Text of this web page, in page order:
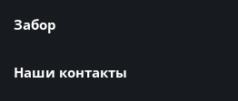
Забор
Наши контакты